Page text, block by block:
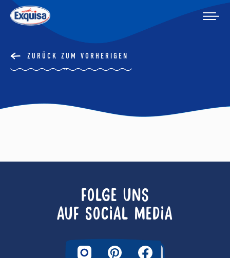
ZURÜCK ZUM VORHERIGEN
FOLGE UNS
AUF SOCIAL MEDIA